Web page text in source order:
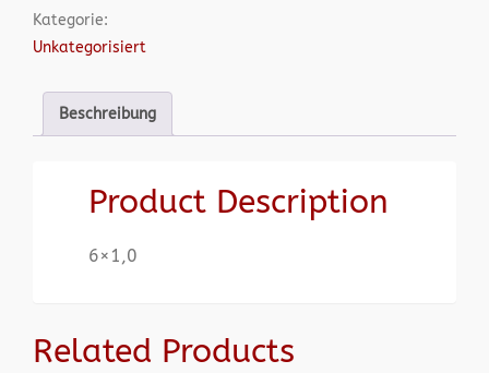
Kategorie:
Unkategorisiert
Beschreibung
Product Description
6×1,0
Related Products